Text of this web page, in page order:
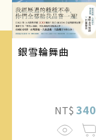
銀雪輪舞曲
NT$ 340